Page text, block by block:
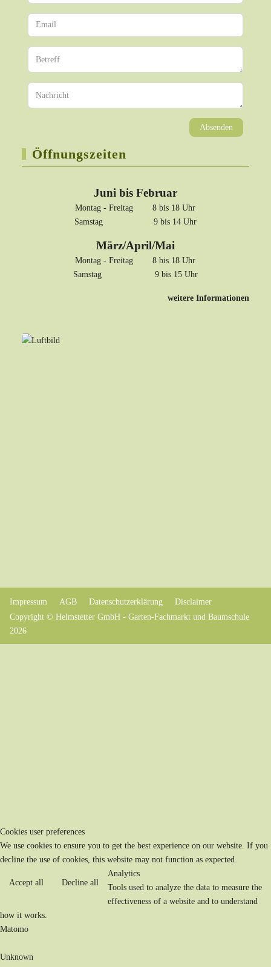
Absenden
Öffnungszeiten
Juni bis Februar
Montag - Freitag 8 bis 18 Uhr
Samstag 9 bis 14 Uhr
März/April/Mai
Montag - Freitag 8 bis 18 Uhr
Samstag 9 bis 15 Uhr
weitere Informationen
Impressum AGB Datenschutzerklärung
Disclaimer
Copyright © Helmstetter GmbH - Garten-Fachmarkt und Baumschule
2026
Cookies user preferences
We use cookies to ensure you to get the best experience on our website. If you
decline the use of cookies, this website may not function as expected.
Accept all Decline all
Analytics
Tools used to analyze the data to measure the
effectiveness of a website and to understand
how it works.
Matomo
Unknown